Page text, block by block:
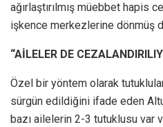
ağırlaştırılmış müebbet hapis
işkence merkezlerine dönmüş
“AİLELER DE
Özel bir yöntem olarak
sürgün edildiğini ifade eden
bazı ailelerin 2-3 tutuklusu var